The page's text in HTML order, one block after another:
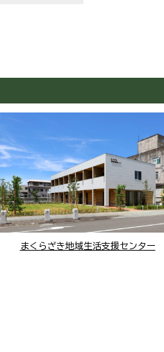
まくらざき地域生活支援センター